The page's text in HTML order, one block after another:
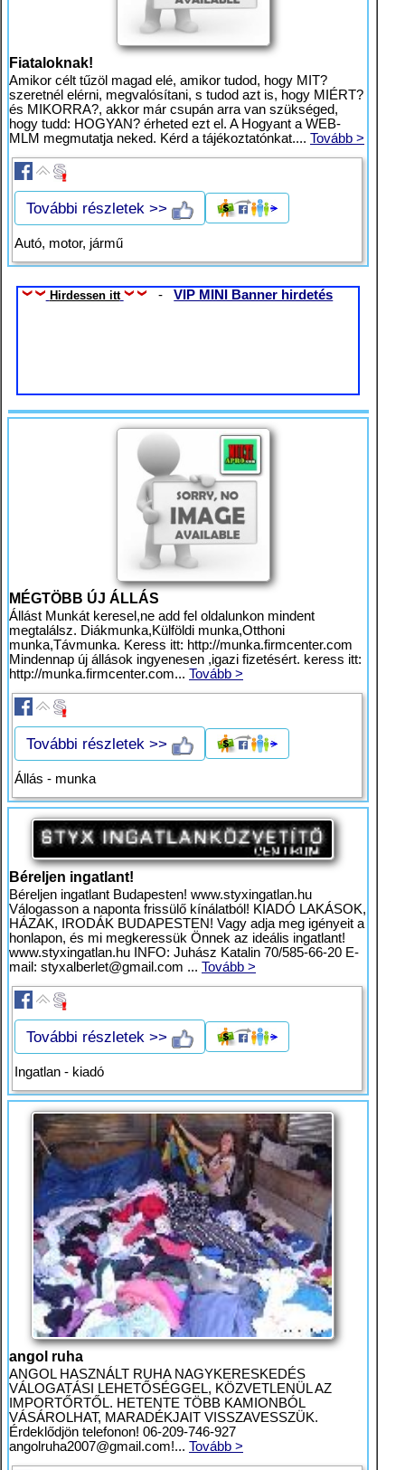
Fiataloknak!
Amikor célt tűzöl magad elé, amikor tudod, hogy MIT?
szeretnél elérni, megvalósítani, s tudod azt is, hogy MIÉRT?
és MIKORRA?, akkor már csupán arra van szükséged,
hogy tudd: HOGYAN? érheted ezt el. A Hogyant a WEB-
MLM megmutatja neked. Kérd a tájékoztatónkat.... Tovább >
További részletek >>
Autó, motor, jármű
Hirdessen itt -VIP MINI Banner hirdetés
MÉGTÖBB ÚJ ÁLLÁS
Állást Munkát keresel,ne add fel oldalunkon mindent
megtalálsz. Diákmunka,Külföldi munka,Otthoni
munka,Távmunka. Keress itt: http://munka.firmcenter.com
Mindennap új állások ingyenesen ,igazi fizetésért. keress itt:
http://munka.firmcenter.com... Tovább >
További részletek >>
Állás - munka
Béreljen ingatlant!
Béreljen ingatlant Budapesten! www.styxingatlan.hu
Válogasson a naponta frissülő kínálatból! KIADÓ LAKÁSOK,
HÁZAK, IRODÁK BUDAPESTEN! Vagy adja meg igényeit a
honlapon, és mi megkeressük Önnek az ideális ingatlant!
www.styxingatlan.hu INFO: Juhász Katalin 70/585-66-20 E-
mail: styxalberlet@gmail.com ... Tovább >
További részletek >>
Ingatlan - kiadó
angol ruha
ANGOL HASZNÁLT RUHA NAGYKERESKEDÉS
VÁLOGATÁSI LEHETŐSÉGGEL, KÖZVETLENÜL AZ
IMPORTŐRTŐL. HETENTE TÖBB KAMIONBÓL
VÁSÁROLHAT, MARADÉKJAIT VISSZAVESSZÜK.
Érdeklődjön telefonon! 06-209-746-927
angolruha2007@gmail.com!... Tovább >